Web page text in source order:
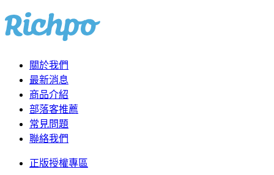
關於我們
最新消息
商品介紹
部落客推薦
常見問題
聯絡我們
正版授權專區